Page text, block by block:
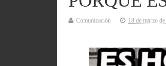
Comunicación 18 de marzo